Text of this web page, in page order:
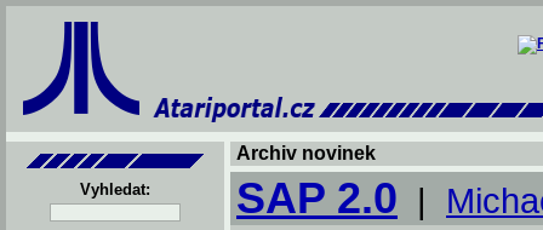
Vyhledat:
Archiv novinek
SAP 2.0 |